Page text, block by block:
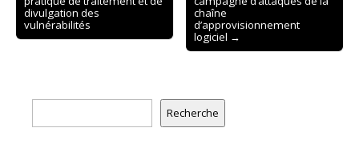
navigation
divulgation des
vulnérabilités
chaîne
d’approvisionnement
logiciel →
Recherche